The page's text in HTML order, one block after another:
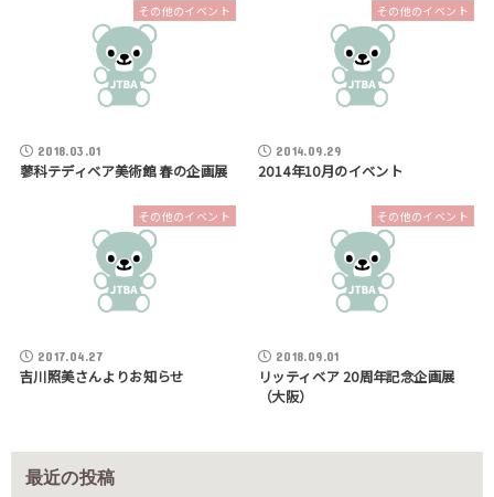
その他のイベント
2018.03.01
蓼科テディベア美術館 春の企画展
その他のイベント
2014.09.29
2014年10月のイベント
その他のイベント
2017.04.27
吉川照美さんよりお知らせ
その他のイベント
2018.09.01
リッティベア 20周年記念企画展
（大阪）
最近の投稿